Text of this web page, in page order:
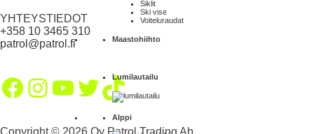
Siklit
Ski vise
Voiteluraudat
Maastohiihto
Lumilautailu
Alppi
YHTEYSTIEDOT
+358 10 3465 310
patrol@patrol.fi
Facebook
Instagram
YouTube
Twitter
TikTok